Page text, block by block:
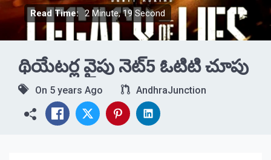
Read Time: 2 Minute, 19 Second
థియేటర్ల వైపు నెట్5 ఓటిటి చూపు
On 5 years Ago AndhraJunction